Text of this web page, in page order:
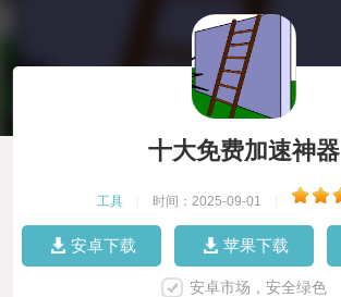
十大免费加速神器
工具 时间：2025-09-01
安卓下载 苹果下载
安卓市场，安全绿色